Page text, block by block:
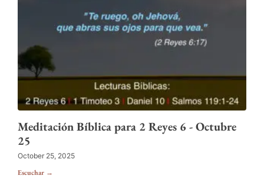
Meditación Bíblica para 2 Reyes 6 - Octubre
25
October 25, 2025
Escuchar →